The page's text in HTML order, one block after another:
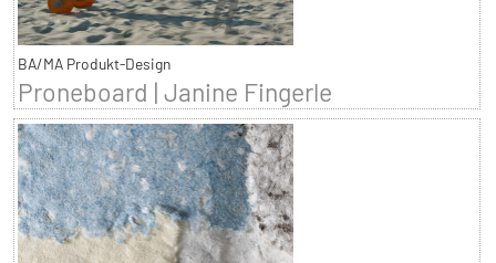
BA/MA Produkt-Design
Proneboard | Janine Fingerle